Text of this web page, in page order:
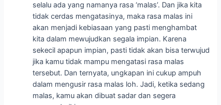
Macam-Macam Kesungguhan